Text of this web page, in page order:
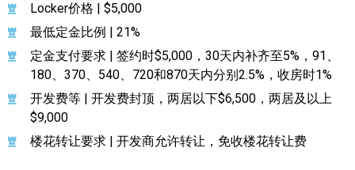
Locker价格 | $5,000
最低定金比例 | 21%
定金支付要求 | 签约时$5,000，30天内补齐至5%，91、
180、370、540、720和870天内分别2.5%，收房时1%
开发费等 | 开发费封顶，两居以下$6,500，两居及以上
$9,000
楼花转让要求 | 开发商允许转让，免收楼花转让费